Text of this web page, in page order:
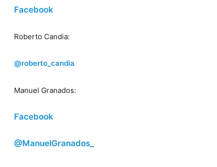
Facebook
Roberto Candia:
@roberto_candia
Manuel Granados:
Facebook
@ManuelGranados_